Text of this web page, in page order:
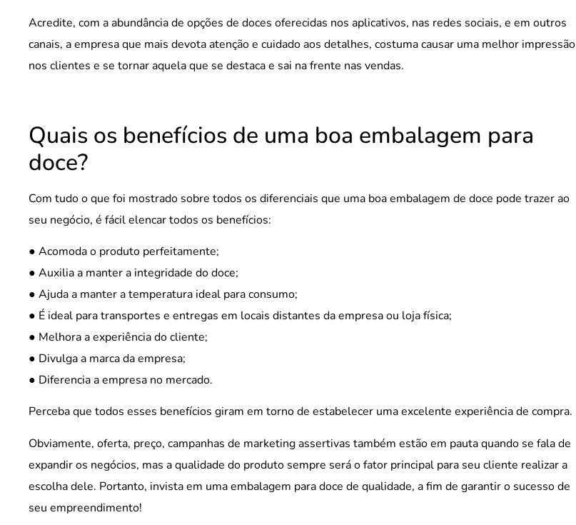
Acredite, com a abundância de opções de doces oferecidas nos aplicativos, nas redes sociais, e em outros
canais, a empresa que mais devota atenção e cuidado aos detalhes, costuma causar uma melhor impressão
nos clientes e se tornar aquela que se destaca e sai na frente nas vendas.
Quais os benefícios de uma boa embalagem para
doce?
Com tudo o que foi mostrado sobre todos os diferenciais que uma boa embalagem de doce pode trazer ao
seu negócio, é fácil elencar todos os benefícios:
● Acomoda o produto perfeitamente;
● Auxilia a manter a integridade do doce;
● Ajuda a manter a temperatura ideal para consumo;
● É ideal para transportes e entregas em locais distantes da empresa ou loja física;
● Melhora a experiência do cliente;
● Divulga a marca da empresa;
● Diferencia a empresa no mercado.
Perceba que todos esses benefícios giram em torno de estabelecer uma excelente experiência de compra.
Obviamente, oferta, preço, campanhas de marketing assertivas também estão em pauta quando se fala de
expandir os negócios, mas a qualidade do produto sempre será o fator principal para seu cliente realizar a
escolha dele. Portanto, invista em uma embalagem para doce de qualidade, a fim de garantir o sucesso de
seu empreendimento!